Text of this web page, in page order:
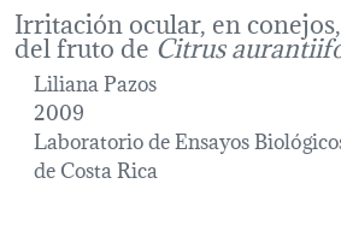
Irritación ocular, en
del fruto deCitrus
Liliana Pazos
2009
Laboratorio de Ensayos
de Costa Rica